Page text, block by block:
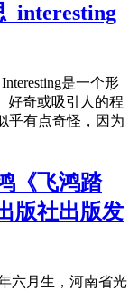
是一个形
好奇或吸引人的程
乎有点奇怪，因为
《飞鸿踏
版社出版发
六月生，河南省光